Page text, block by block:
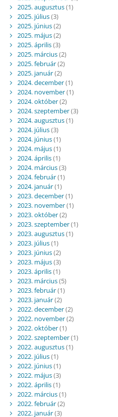
2025. augusztus(1)
2025. július(3)
2025. június(2)
2025. május(2)
2025. április(3)
2025. március(2)
2025. február(2)
2025. január(2)
2024. december(1)
2024. november(1)
2024. október(2)
2024. szeptember(3)
2024. augusztus(1)
2024. július(3)
2024. június(1)
2024. május(1)
2024. április(1)
2024. március(3)
2024. február(1)
2024. január(1)
2023. december(1)
2023. november(1)
2023. október(2)
2023. szeptember(1)
2023. augusztus(1)
2023. július(1)
2023. június(2)
2023. május(3)
2023. április(1)
2023. március(5)
2023. február(1)
2023. január(2)
2022. december(2)
2022. november(2)
2022. október(1)
2022. szeptember(1)
2022. augusztus(1)
2022. július(1)
2022. június(1)
2022. május(3)
2022. április(1)
2022. március(1)
2022. február(2)
2022. január(3)